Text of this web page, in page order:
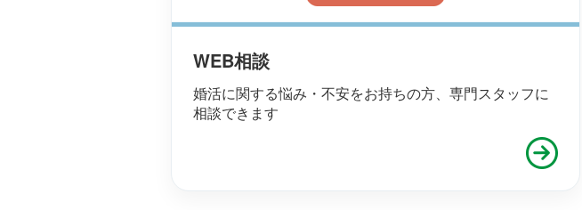
WEB相談
婚活に関する悩み・不安をお持ちの方、専門スタッフに
相談できます